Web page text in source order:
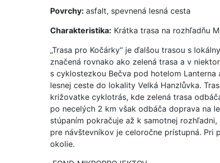
Povrchy: asfalt, spevnená lesná cesta
Charakteristika: Krátka trasa na rozhľadňu
„Trasa pro Kočárky“ je ďalšou trasou s
značená rovnako ako zelená trasa a v
s cyklostezkou Bečva pod hotelom
lesnej ceste do lokality Velká Hanzlůvka.
križovatke cyklotrás, kde zelená trasa
po necelých 2 km však odbáča doprava na
stúpaním pokračuje až k samotnej
pre návštevníkov je celoročne prístupná. Pri
okolie.